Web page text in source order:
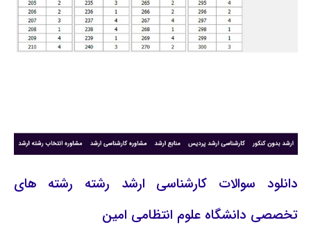
دانلود سوالات کارشناسی ارشد رشته رشته های
تخصصی دانشگاه علوم انتظامی امین